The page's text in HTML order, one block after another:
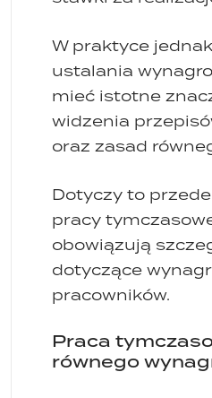
W praktyce
ustalania
mieć istotne
widzenia
oraz zasad
Dotyczy to
pracy
obowiązują
dotyczące
pracowników.
Praca
równego